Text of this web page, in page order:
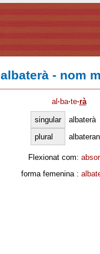
albaterà - nom
al· ba·te·rà
singular
albaterà
plural
Flexionat com:
forma femenina :